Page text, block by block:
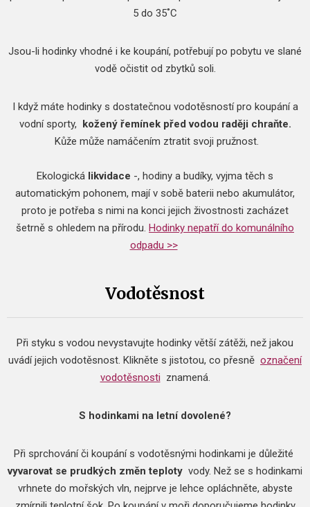
5 do 35˚C
Jsou-li hodinky vhodné i ke koupání, potřebují po pobytu ve slané
vodě očistit od zbytků soli.
I když máte hodinky s dostatečnou vodotěsností pro koupání a
vodní sporty, kožený řemínek před vodou raději chraňte.
Kůže může namáčením ztratit svoji pružnost.
​Ekologická likvidace -, hodiny a budíky, vyjma těch s
automatickým pohonem, mají v sobě baterii nebo akumulátor,
proto je potřeba s nimi na konci jejich živostnosti zacházet
šetrně s ohledem na přírodu. Hodinky nepatří do komunálního
odpadu >>
Vodotěsnost
Při styku s vodou nevystavujte hodinky větší zátěži, než jakou
uvádí jejich vodotěsnost. Klikněte s jistotou, co přesně označení
vodotěsnosti znamená.
S hodinkami na letní dovolené?
Při sprchování či koupání s vodotěsnými hodinkami je důležité
vyvarovat se prudkých změn teploty vody. Než se s hodinkami
vrhnete do mořských vln, nejprve je lehce opláchněte, abyste